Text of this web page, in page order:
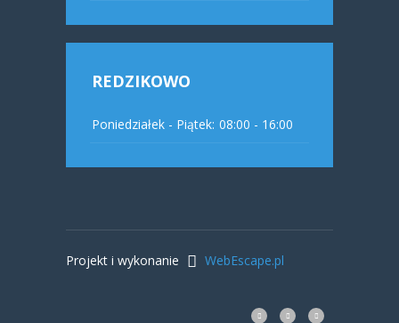
REDZIKOWO
Poniedziałek - Piątek: 08:00 - 16:00
Projekt i wykonanie WebEscape.pl